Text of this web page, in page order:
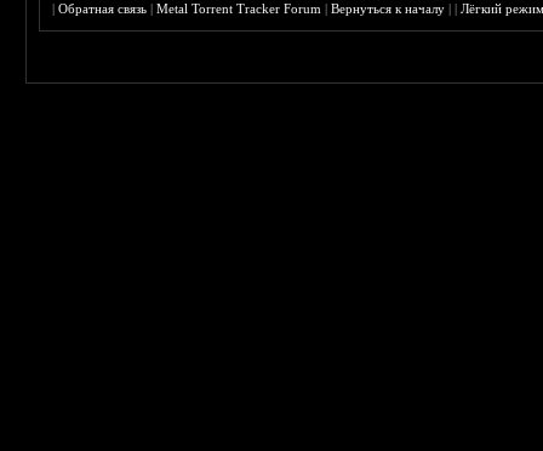
|Обратная связь |Metal Torrent Tracker Forum |Вернуться к началу ||Лёгкий